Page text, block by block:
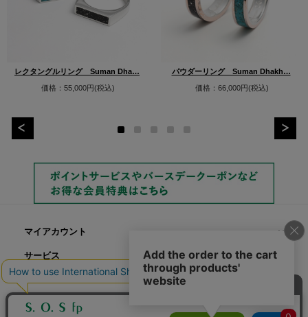
レクタングルリング Suman Dha…
価格：55,000円(税込)
パウダーリング Suman Dhakh…
価格：66,000円(税込)
マイアカウント
サービス